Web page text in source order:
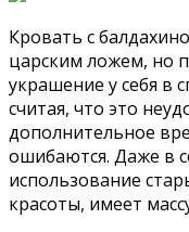
Кровать с
царским ложем, но
украшение у себя в
считая, что это
дополнительное
ошибаются. Даже в
использование
красоты, имеет